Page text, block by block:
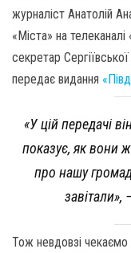
журналіст Анатолій
«Міста» на
секретар
передає видання
«У цій передачі
показує, як вони
про нашу
Тож невдовзі чекаємо